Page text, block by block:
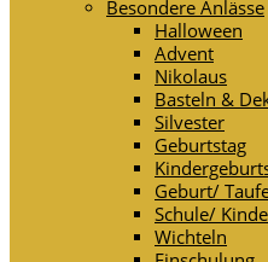
Besondere Anlässe
Halloween
Advent
Nikolaus
Basteln &
Silvester
Geburtstag
Geburt/
Schule/
Wichteln